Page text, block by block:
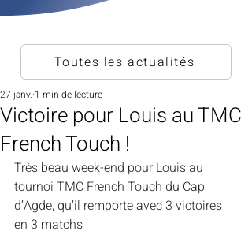
Toutes les actualités
Victoire pour Louis au TMC
French Touch !
27 janv. 1 min de lecture
Très beau week-end pour Louis au
tournoi TMC French Touch du Cap
d’Agde, qu’il remporte avec 3 victoires
en 3 matchs